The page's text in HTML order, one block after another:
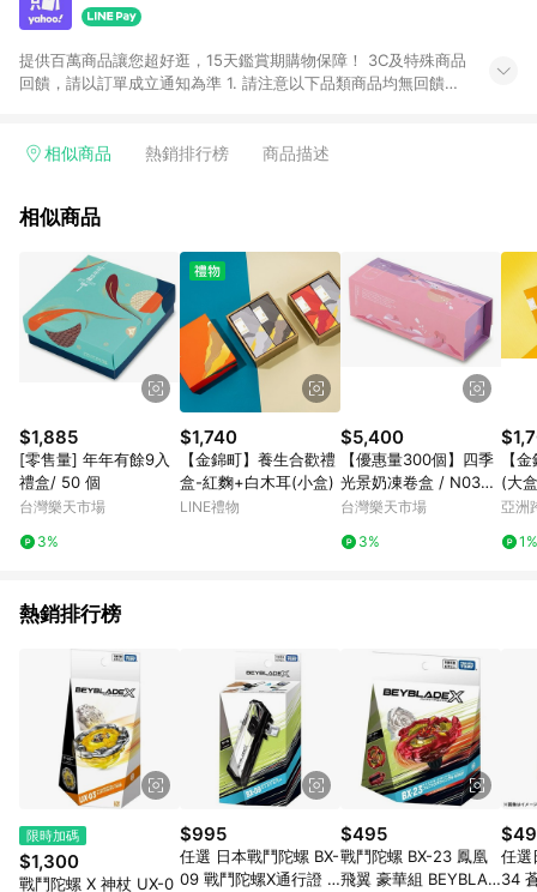
提供百萬商品讓您超好逛，15天鑑賞期購物保障！ 3C及特殊商品
回饋，請以訂單成立通知為準 1. 請注意以下品類商品均無回饋：
電玩/遊戲/相機/單眼/鏡頭/拍立得 [2024/6/1起適用] -內接硬
的購回饋活動享Yahoo超贈點回饋者 - 購物中心商店之商品：商
3. 訂單回饋金額將扣除運費/購物金/超贈點/福利金/紅利折抵/折
價券等虛擬貨幣折抵 4. 大宗採購或批發轉賣不具回饋資格： 如
有相關事證認定您為大宗採購、批發轉賣而非最終消費使用者，
相關認定以Yahoo購物中心之認定為準
相似商品 熱銷排行榜 商品描述
相似商品
$1,885
[零售量] 年年有餘9入
禮盒/ 50 個
台灣樂天市場
3%
$1,740
【金錦町】養生合歡禮
盒-紅麴+白木耳(小盒)
LINE禮物
$5,400
【優惠量300個】四季
光景奶凍卷盒 / N0300
3
台灣樂天市場
3%
【
(大
亞洲
1%
熱銷排行榜
限時加碼
$1,300
戰鬥陀螺 X 神杖 UX-0
$995
任選 日本戰鬥陀螺 BX-
09 戰鬥陀螺X通行證 B
$495
戰鬥陀螺 BX-23 鳳凰
飛翼 豪華組 BEYBLAD
任選
34